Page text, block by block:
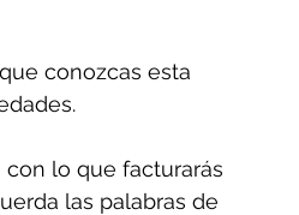
conozcas esta
lo que facturarás
las palabras de